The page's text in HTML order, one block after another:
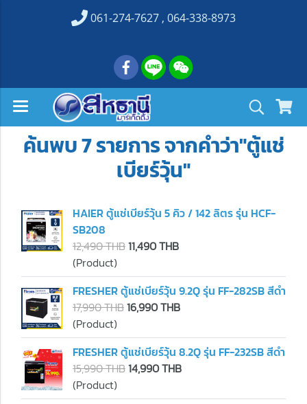
061-274-7627 , 064-338-8973
ค้นพบ 7 รายการ จากคำว่า"ตู้แช่
เบียร์วุ้น"
HAIER ตู้แช่เบียร์วุ้น 5 คิว / 142 ลิตร รุ่น HCF-
SB208
12,490 THB11,490 THB
(Product)
FRESHER ตู้แช่เบียร์วุ้น 9.2Q รุ่น FF-282SB สีดำ
17,990 THB16,990 THB
(Product)
FRESHER ตู้แช่เบียร์วุ้น 8.2Q รุ่น FF-232SB สีดำ
15,990 THB14,990 THB
(Product)